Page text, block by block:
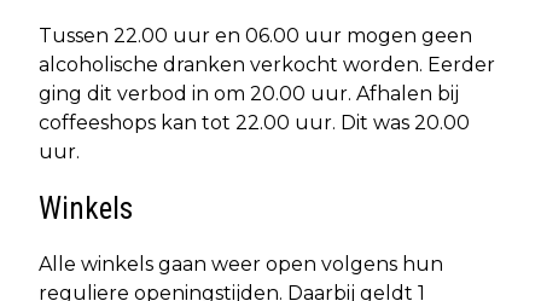
Tussen 22.00 uur en 06.00 uur mogen geen
alcoholische dranken verkocht worden. Eerder
ging dit verbod in om 20.00 uur. Afhalen bij
coffeeshops kan tot 22.00 uur. Dit was 20.00
uur.
Winkels
Alle winkels gaan weer open volgens hun
reguliere openingstijden. Daarbij geldt 1